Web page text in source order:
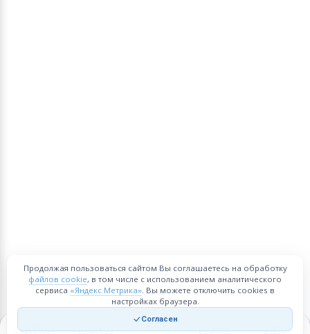
Продолжая пользоваться сайтом Вы соглашаетесь на обработку
файлов cookie, в том числе с использованием аналитического
сервиса «Яндекс Метрика». Вы можете отключить cookies в
настройках браузера.
Согласен